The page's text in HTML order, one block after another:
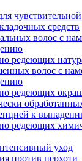
средств
волос с
редеющих
волос с
редеющих
к
редеющих
уход
против перхоти